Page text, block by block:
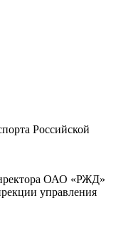
Российской
ОАО «РЖД»
управления